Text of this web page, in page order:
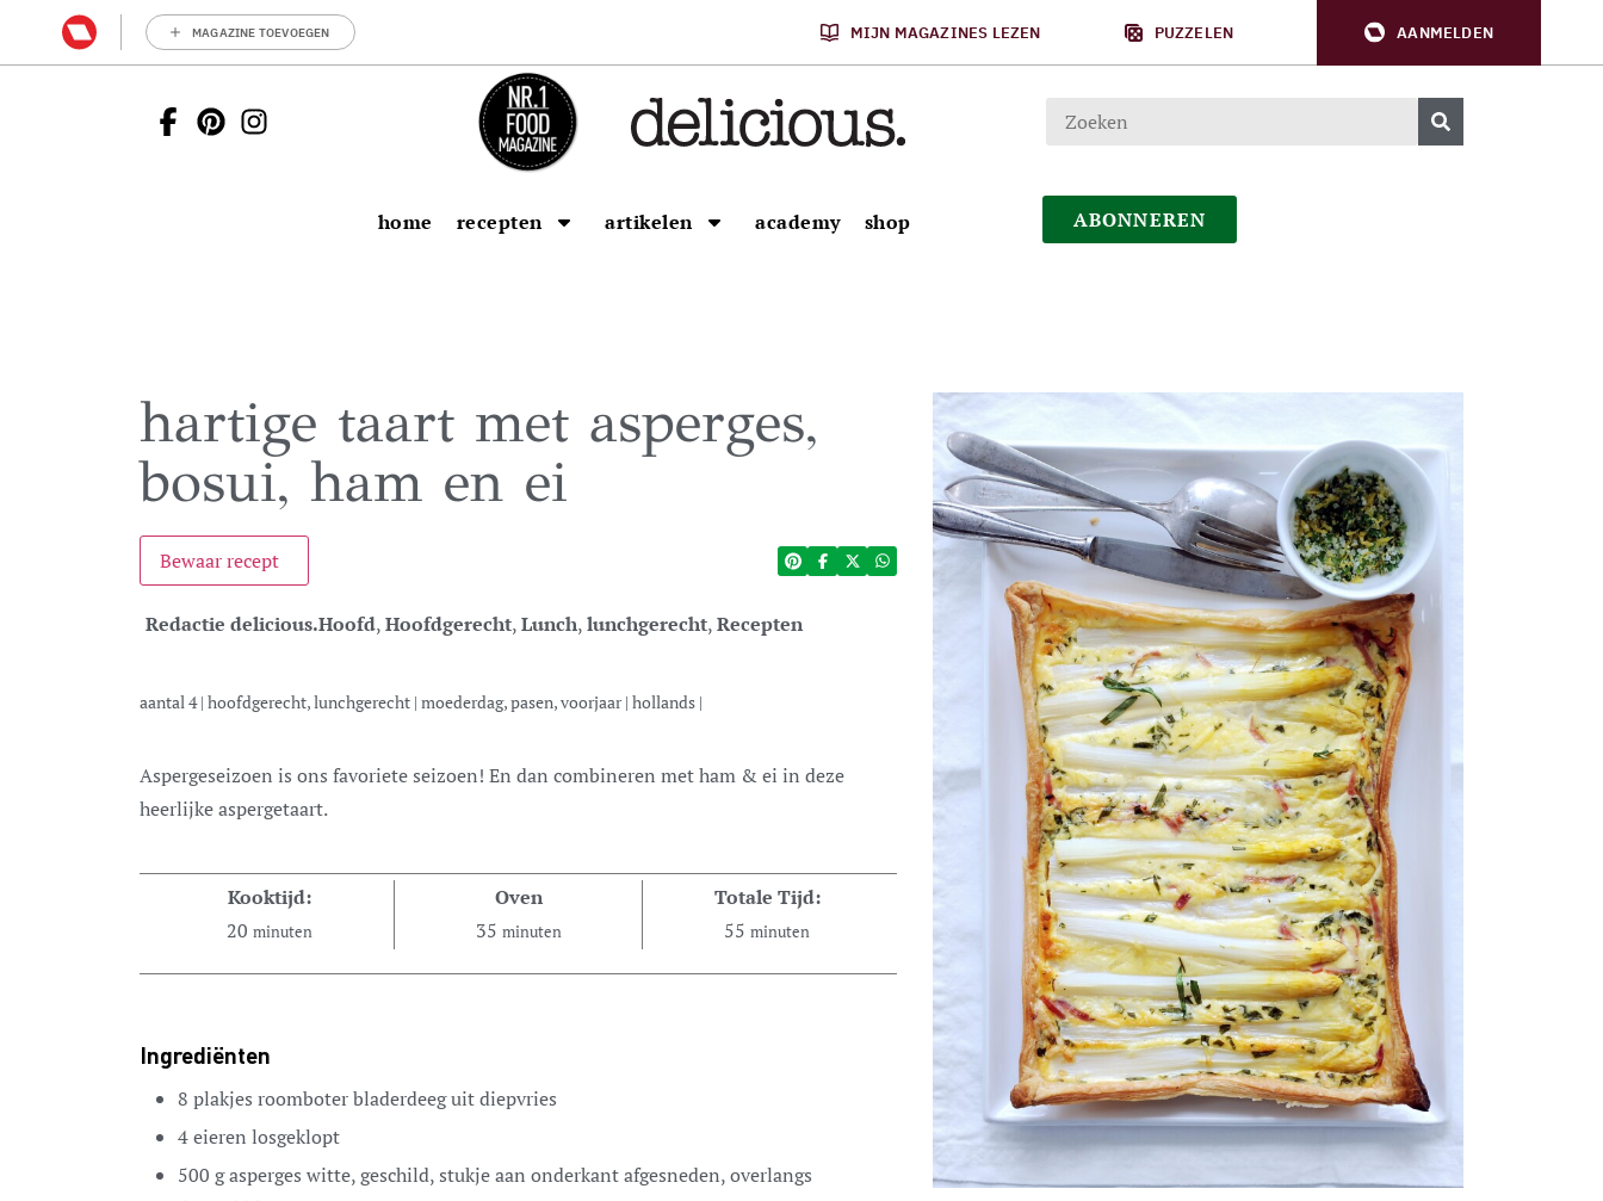
MAGAZINE TOEVOEGEN MIJN MAGAZINES LEZEN PUZZELEN AANMELDEN
home recepten artikelen academy shop ABONNEREN
hartige taart met asperges,
bosui, ham en ei
Bewaar recept
Redactie delicious.Hoofd,Hoofdgerecht,Lunch,lunchgerecht,Recepten
aantal4| hoofdgerecht, lunchgerecht | moederdag, pasen, voorjaar| hollands |
Aspergeseizoen is ons favoriete seizoen! En dan combineren met ham & ei in deze
heerlijke aspergetaart.
Kooktijd:
20 minuten
Oven
35 minuten
Totale Tijd:
55 minuten
Ingrediënten
8 plakjes roomboter bladerdeeguit diepvries
4eieren losgeklopt
500 gasperges witte, geschild, stukje aan onderkant afgesneden, overlangs